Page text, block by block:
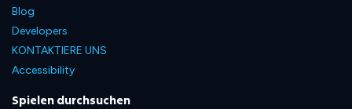
Blog
Developers
KONTAKTIERE UNS
Accessibility
Spielen durchsuchen